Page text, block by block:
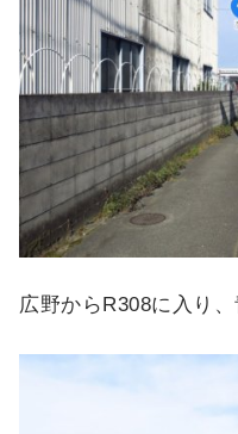
広野からR308に入り、